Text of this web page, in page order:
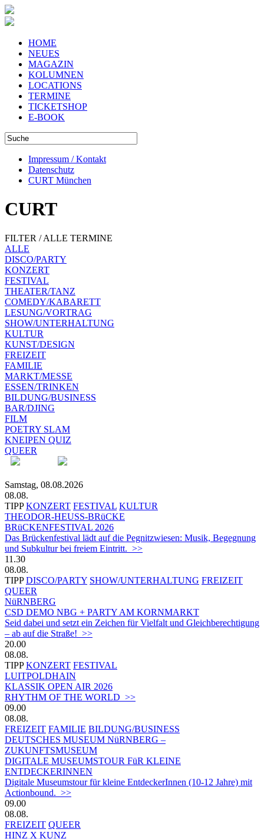
HOME
NEUES
MAGAZIN
KOLUMNEN
LOCATIONS
TERMINE
TICKETSHOP
E-BOOK
Impressum / Kontakt
Datenschutz
CURT München
CURT
FILTER / ALLE TERMINE
ALLE
DISCO/PARTY
KONZERT
FESTIVAL
THEATER/TANZ
COMEDY/KABARETT
LESUNG/VORTRAG
SHOW/UNTERHALTUNG
KULTUR
KUNST/DESIGN
FREIZEIT
FAMILIE
MARKT/MESSE
ESSEN/TRINKEN
BILDUNG/BUSINESS
BAR/DJING
FILM
POETRY SLAM
KNEIPEN QUIZ
QUEER
Samstag, 08.08.2026
08.08.
TIPP KONZERT FESTIVAL KULTUR
THEODOR-HEUSS-BRüCKE
BRüCKENFESTIVAL 2026
Das Brückenfestival lädt auf die Pegnitzwiesen: Musik, Begegnung
und Subkultur bei freiem Eintritt. >>
11.30
08.08.
TIPP DISCO/PARTY SHOW/UNTERHALTUNG FREIZEIT
QUEER
NüRNBERG
CSD DEMO NBG + PARTY AM KORNMARKT
Seid dabei und setzt ein Zeichen für Vielfalt und Gleichberechtigung
– ab auf die Straße! >>
20.00
08.08.
TIPP KONZERT FESTIVAL
LUITPOLDHAIN
KLASSIK OPEN AIR 2026
RHYTHM OF THE WORLD >>
09.00
08.08.
FREIZEIT FAMILIE BILDUNG/BUSINESS
DEUTSCHES MUSEUM NüRNBERG –
ZUKUNFTSMUSEUM
DIGITALE MUSEUMSTOUR FüR KLEINE
ENTDECKERINNEN
Digitale Museumstour für kleine EntdeckerInnen (10-12 Jahre) mit
Actionbound. >>
09.00
08.08.
FREIZEIT QUEER
HINZ X KUNZ